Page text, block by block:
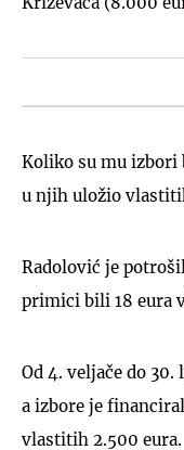
Koliko su mu izbori
u njih uložio
Radolović je
primici bili 18 eura
Od 4. veljače do
a izbore je
vlastitih 2.500 eura.